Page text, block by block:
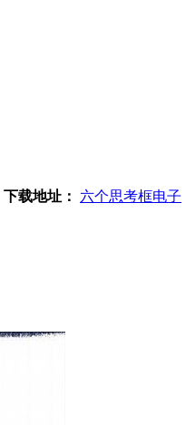
下载地址： 六个思考框电子